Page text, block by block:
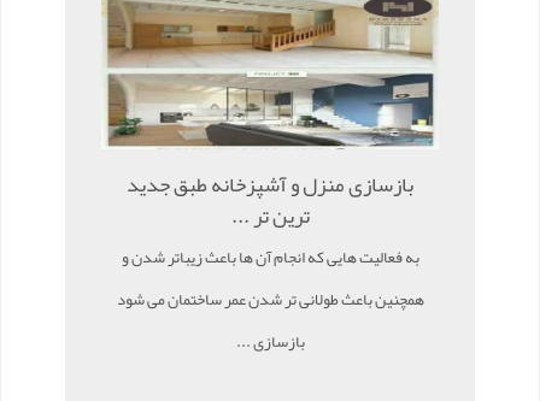
بازسازی منزل و آشپزخانه طبق جدید
ترین تر ...
به فعالیت هایی که انجام آن ها باعث زیباتر شدن و
همچنین باعث طولانی تر شدن عمر ساختمان می شود
بازسازی ...